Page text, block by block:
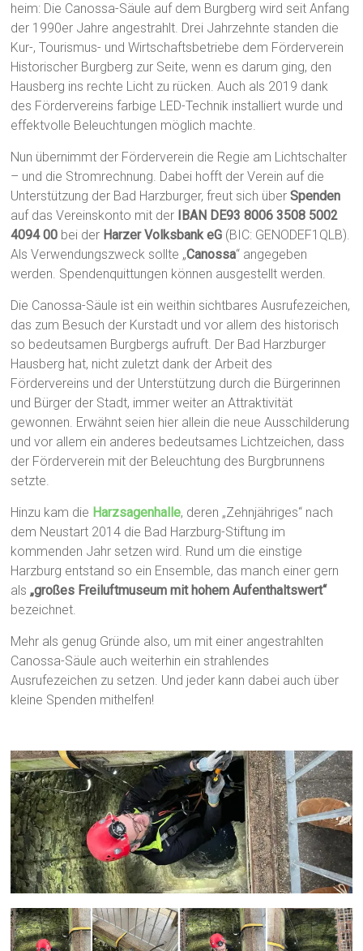
heim: Die Canossa-Säule auf dem Burgberg wird seit Anfang
der 1990er Jahre angestrahlt. Drei Jahrzehnte standen die
Kur-, Tourismus- und Wirtschaftsbetriebe dem Förderverein
Historischer Burgberg zur Seite, wenn es darum ging, den
Hausberg ins rechte Licht zu rücken. Auch als 2019 dank
des Fördervereins farbige LED-Technik installiert wurde und
effektvolle Beleuchtungen möglich machte.
Nun übernimmt der Förderverein die Regie am Lichtschalter
– und die Stromrechnung. Dabei hofft der Verein auf die
Unterstützung der Bad Harzburger, freut sich überSpenden
auf das Vereinskonto mit der IBAN DE93 8006 3508 5002
4094 00 bei der Harzer Volksbank eG (BIC: GENODEF1QLB).
Als Verwendungszweck sollte „Canossa“ angegeben
werden. Spendenquittungen können ausgestellt werden.
Die Canossa-Säule ist ein weithin sichtbares Ausrufezeichen,
das zum Besuch der Kurstadt und vor allem des historisch
so bedeutsamen Burgbergs aufruft. Der Bad Harzburger
Hausberg hat, nicht zuletzt dank der Arbeit des
Fördervereins und der Unterstützung durch die Bürgerinnen
und Bürger der Stadt, immer weiter an Attraktivität
gewonnen. Erwähnt seien hier allein die neue Ausschilderung
und vor allem ein anderes bedeutsames Lichtzeichen, dass
der Förderverein mit der Beleuchtung des Burgbrunnens
setzte.
Hinzu kam die Harzsagenhalle, deren „Zehnjähriges“ nach
dem Neustart 2014 die Bad Harzburg-Stiftung im
kommenden Jahr setzen wird. Rund um die einstige
Harzburg entstand so ein Ensemble, das manch einer gern
als„großes Freiluftmuseum mit hohem Aufenthaltswert“
bezeichnet.
Mehr als genug Gründe also, um mit einer angestrahlten
Canossa-Säule auch weiterhin ein strahlendes
Ausrufezeichen zu setzen. Und jeder kann dabei auch über
kleine Spenden mithelfen!